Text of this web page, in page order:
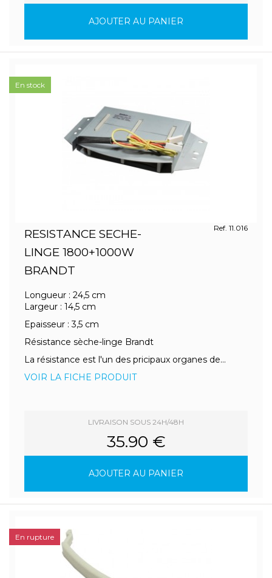
AJOUTER AU PANIER
RESISTANCE SECHE-
LINGE 1800+1000W
BRANDT
Ref. 11.016
Longueur : 24,5 cm
Largeur : 14,5 cm
Epaisseur : 3,5 cm
Résistance sèche-linge Brandt
La résistance est l'un des pricipaux organes de...
VOIR LA FICHE PRODUIT
LIVRAISON SOUS 24H/48H
35.90 €
AJOUTER AU PANIER
En stock
En rupture